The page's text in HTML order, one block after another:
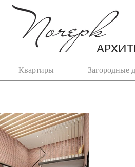
Квартиры Загородные